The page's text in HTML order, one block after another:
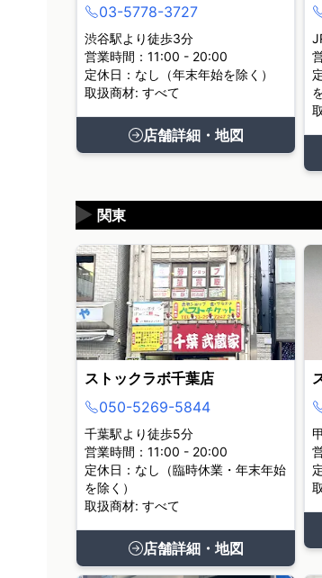
03-5778-3727
渋谷駅より徒歩3分
営業時間：11:00 - 20:00
定休日：なし（年末年始を除く）
取扱商材: すべて
店舗詳細・地図
関東
▶
ストックラボ千葉店
050-5269-5844
千葉駅より徒歩5分
営業時間：11:00 - 20:00
定休日：なし（臨時休業・年末年始
を除く）
取扱商材: すべて
店舗詳細・地図